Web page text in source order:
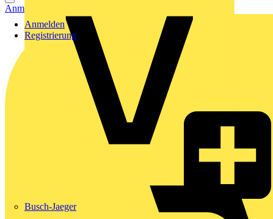
Busch-Jaeger
Anmelden
Registrierung
Anmelden